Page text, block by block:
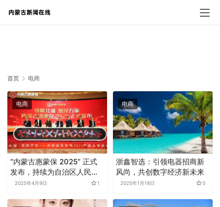
首页 电商
电商
“内蒙古惠蒙保 2025” 正式
发布，持续为自治区人民健
康保驾护航
2025年4月9日 1
电商
浙鑫智选：引领电器招商新
风尚，共创数字经济新未来
2025年1月19日 0